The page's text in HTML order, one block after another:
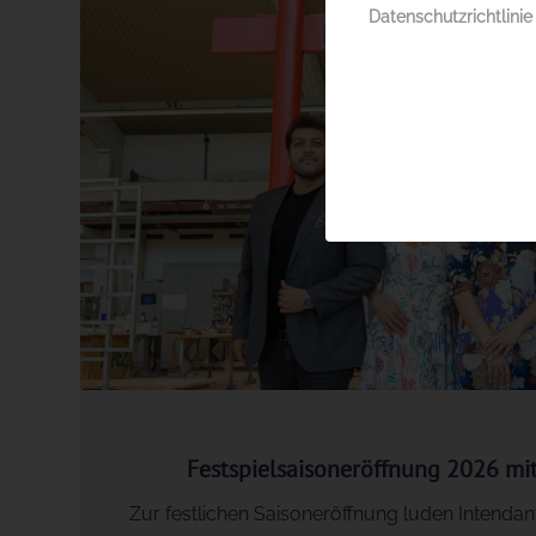
Datenschutzrichtlinie
Festspielsaisoneröffnung 2026
Zur festlichen Saisoneröffnung luden